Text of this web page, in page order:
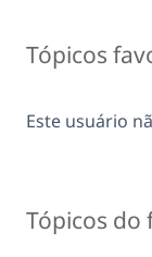
Tópicos
Este usuário
Tópicos do